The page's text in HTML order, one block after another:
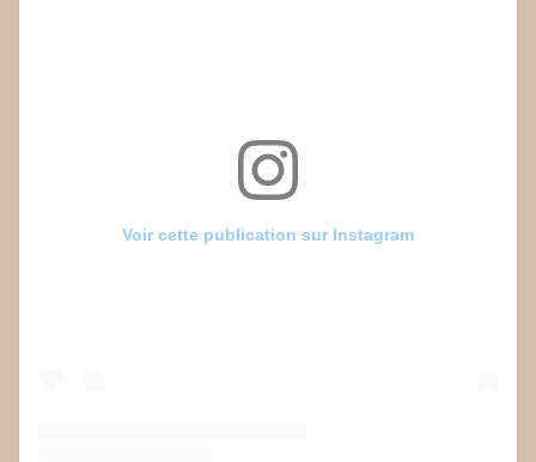
Voir cette publication sur Instagram